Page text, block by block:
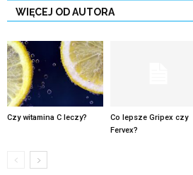
WIĘCEJ OD AUTORA
Czy witamina C leczy?
Co lepsze Gripex czy
Fervex?